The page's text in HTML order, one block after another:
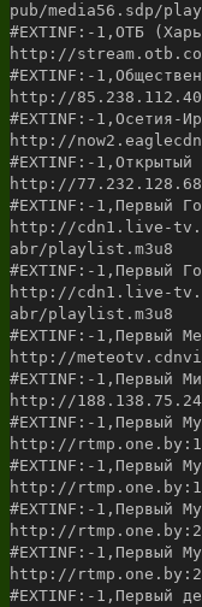
pub/media56.sdp/
#EXTINF:-1,ОТБ
http://
#EXTINF:-
http://
#EXTINF:-1,Осетия-
http://
#EXTINF:-1,Открытый
http://
#EXTINF:-1,Первый
http://cdn1.live-
abr/playlist.m3u8
#EXTINF:-1,Первый
http://cdn1.live-
abr/playlist.m3u8
#EXTINF:-1,Первый
http://
#EXTINF:-1,Первый
http://
#EXTINF:-1,Первый
http://
#EXTINF:-1,Первый
http://
#EXTINF:-1,Первый
http://
#EXTINF:-1,Первый
http://
#EXTINF:-1,Первый